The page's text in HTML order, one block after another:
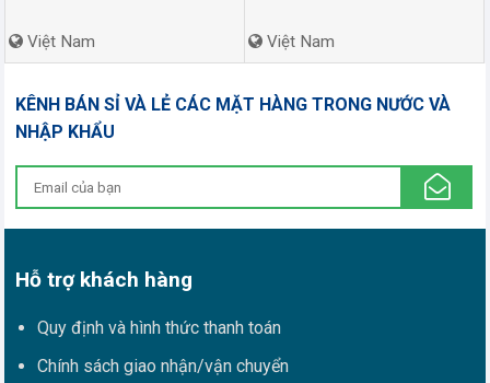
Việt Nam Việt Nam
KÊNH BÁN SỈ VÀ LẺ CÁC MẶT HÀNG TRONG NƯỚC VÀ
NHẬP KHẨU
Hỗ trợ khách hàng
Quy định và hình thức thanh toán
Chính sách giao nhận/vận chuyển